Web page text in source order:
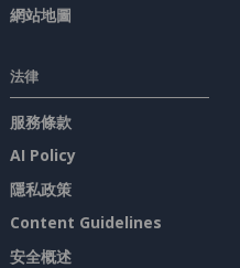
網站地圖
法律
服務條款
AI Policy
隱私政策
Content Guidelines
安全概述